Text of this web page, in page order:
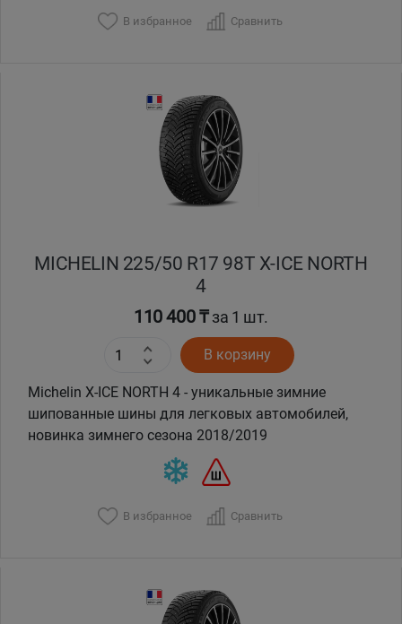
В избранное Сравнить
MICHELIN 225/50 R17 98T X-ICE NORTH
4
110 400 ₸за 1 шт.
В корзину
Michelin X-ICE NORTH 4 - уникальные зимние
шипованные шины для легковых автомобилей,
новинка зимнего сезона 2018/2019
В избранное Сравнить